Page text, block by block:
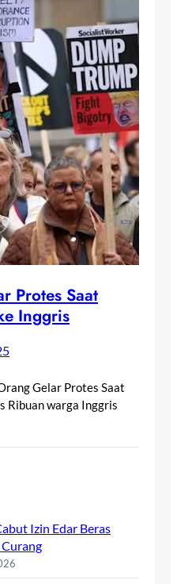
Protes Saat
Inggris
Gelar Protes Saat
Ribuan warga Inggris
Izin Edar Beras